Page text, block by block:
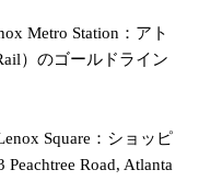
Metro Station：アト
）のゴールドライン
Square：ショッピ
Road, Atlanta